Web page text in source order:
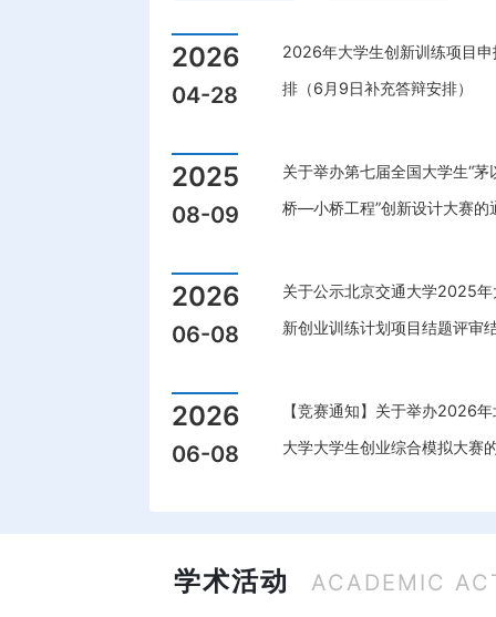
2026
04-28
2026年大学生创新训练项目申
排（6月9日补充答辩安排）
2025
08-09
关于举办第七届全国大学生“茅
桥—小桥工程”创新设计大赛的
2026
06-08
关于公示北京交通大学2025年
新创业训练计划项目结题评审
2026
06-08
【竞赛通知】关于举办2026
大学大学生创业综合模拟大赛
学术活动 ACADEMIC